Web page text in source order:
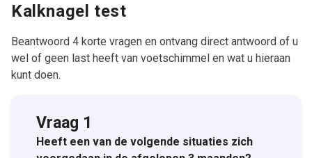
Kalknagel test
Beantwoord 4 korte vragen en ontvang direct antwoord of u
wel of geen last heeft van voetschimmel en wat u hieraan
kunt doen.
Vraag 1
Heeft een van de volgende situaties zich